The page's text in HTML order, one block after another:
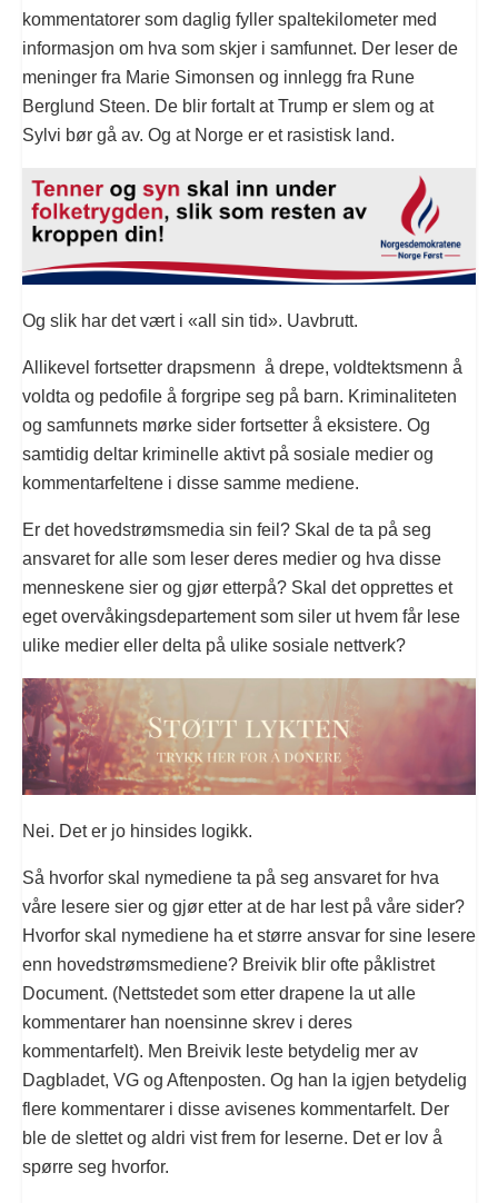
kommentatorer som daglig fyller spaltekilometer med
informasjon om hva som skjer i samfunnet. Der leser de
meninger fra Marie Simonsen og innlegg fra Rune
Berglund Steen. De blir fortalt at Trump er slem og at
Sylvi bør gå av. Og at Norge er et rasistisk land.
Og slik har det vært i «all sin tid». Uavbrutt.
Allikevel fortsetter drapsmenn å drepe, voldtektsmenn å
voldta og pedofile å forgripe seg på barn. Kriminaliteten
og samfunnets mørke sider fortsetter å eksistere. Og
samtidig deltar kriminelle aktivt på sosiale medier og
kommentarfeltene i disse samme mediene.
Er det hovedstrømsmedia sin feil? Skal de ta på seg
ansvaret for alle som leser deres medier og hva disse
menneskene sier og gjør etterpå? Skal det opprettes et
eget overvåkingsdepartement som siler ut hvem får lese
ulike medier eller delta på ulike sosiale nettverk?
Nei. Det er jo hinsides logikk.
Så hvorfor skal nymediene ta på seg ansvaret for hva
våre lesere sier og gjør etter at de har lest på våre sider?
Hvorfor skal nymediene ha et større ansvar for sine lesere
enn hovedstrømsmediene? Breivik blir ofte påklistret
Document. (Nettstedet som etter drapene la ut alle
kommentarer han noensinne skrev i deres
kommentarfelt). Men Breivik leste betydelig mer av
Dagbladet, VG og Aftenposten. Og han la igjen betydelig
flere kommentarer i disse avisenes kommentarfelt. Der
ble de slettet og aldri vist frem for leserne. Det er lov å
spørre seg hvorfor.